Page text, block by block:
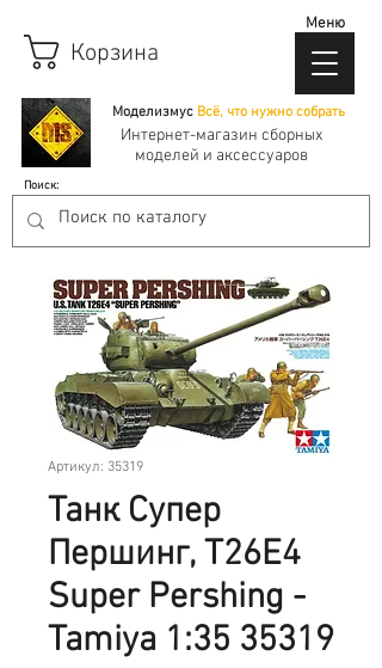
Моделизмус Всё, что нужно собрать
Корзина
Интернет-магазин сборных
моделей и аксессуаров
Поиск:
Меню
Артикул: 35319
Танк Супер
Першинг, T26E4
Super Pershing -
Tamiya 1:35 35319